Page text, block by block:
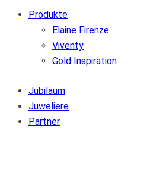
Produkte
Elaine Firenze
Viventy
Gold Inspiration
Jubiläum
Juweliere
Partner